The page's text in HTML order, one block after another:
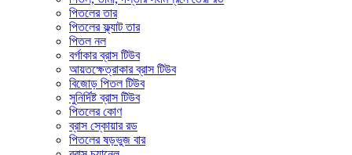
পিতলের তার
পিতলের ফ্ল্যাট তার
পিতল নল
বর্গাকার ব্রাস টিউব
আয়তক্ষেত্রাকার ব্রাস টিউব
বিজোড় পিতল টিউব
সুনির্দিষ্ট ব্রাস টিউব
পিতলের কোণ
ব্রাস স্কোয়ার রড
পিতলের ষড়ভুজ বার